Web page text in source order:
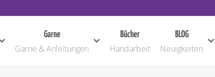
Garne
Garne & Anleitungen
Bücher
Handarbeit
BLOG
Neuigkeiten